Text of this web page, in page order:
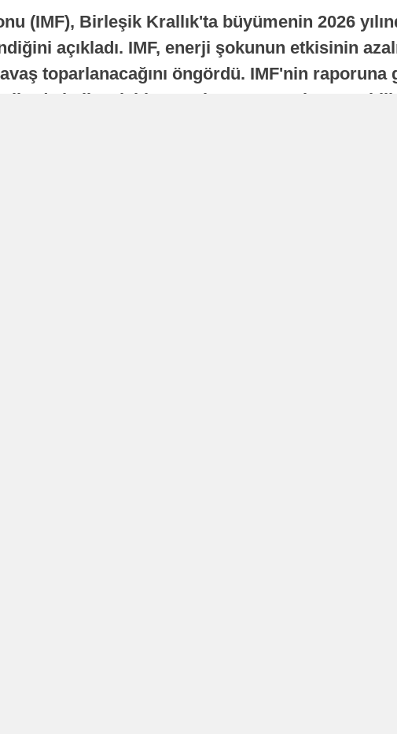
(IMF), Birleşik Krallık'ta büyümenin 2026
açıkladı. IMF, enerji şokunun etkisinin
toparlanacağını öngördü. IMF'nin raporuna
istikrarlı bir toparlanma süreci